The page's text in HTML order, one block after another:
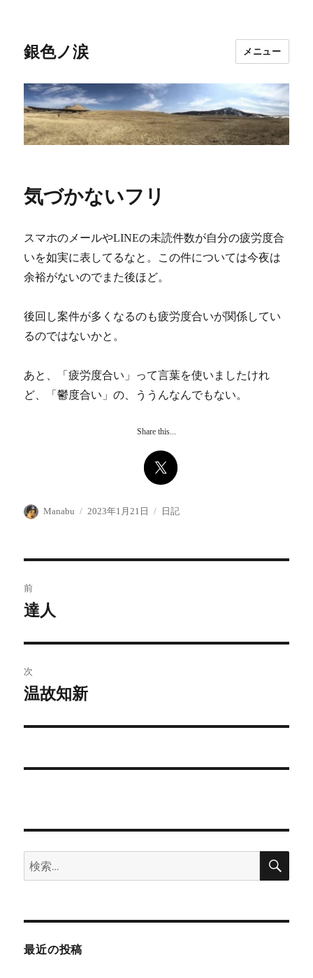
銀色ノ涙 メニュー
気づかないフリ
スマホのメールやLINEの未読件数が自分の疲労度合
いを如実に表してるなと。この件については今夜は
余裕がないのでまた後ほど。
後回し案件が多くなるのも疲労度合いが関係してい
るのではないかと。
あと、「疲労度合い」って言葉を使いましたけれ
ど、「鬱度合い」の、ううんなんでもない。
Share this...
投
Manabu
投
2023年1月21日
カ
日記
稿
ビ
ゲ
ー
前
前
投
稿:
達人
次
次
投
温故知新
検
索:
検
最近の投稿